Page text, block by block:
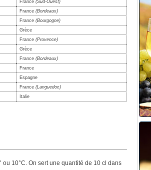
France (Sud-Ouest)
France (Bordeaux)
France (Bourgogne)
Grèce
France (Provence)
Grèce
France (Bordeaux)
France
Espagne
France (Languedoc)
Italie
10°C. On sert une quantité de 10 cl dans